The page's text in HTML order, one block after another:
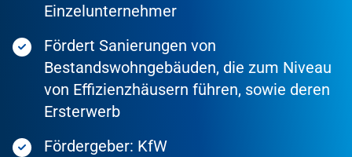
Einzelunternehmer
Fördert Sanierungen von
Bestandswohngebäuden, die zum Niveau
von Effizienzhäusern führen, sowie deren
Ersterwerb
Fördergeber: KfW